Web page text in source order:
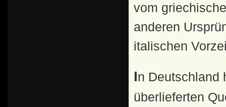
vom
anderen
italischen
In Deutschland hatte sich 1769 Lessing gründlich mit den
überlieferten